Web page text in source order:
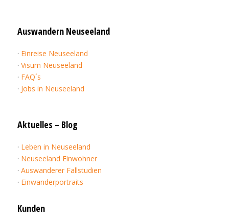
Auswandern Neuseeland
· Einreise Neuseeland
· Visum Neuseeland
· FAQ´s
· Jobs in Neuseeland
Aktuelles – Blog
· Leben in Neuseeland
· Neuseeland Einwohner
· Auswanderer Fallstudien
· Einwanderportraits
Kunden